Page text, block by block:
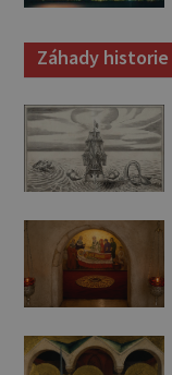
Záhady historie